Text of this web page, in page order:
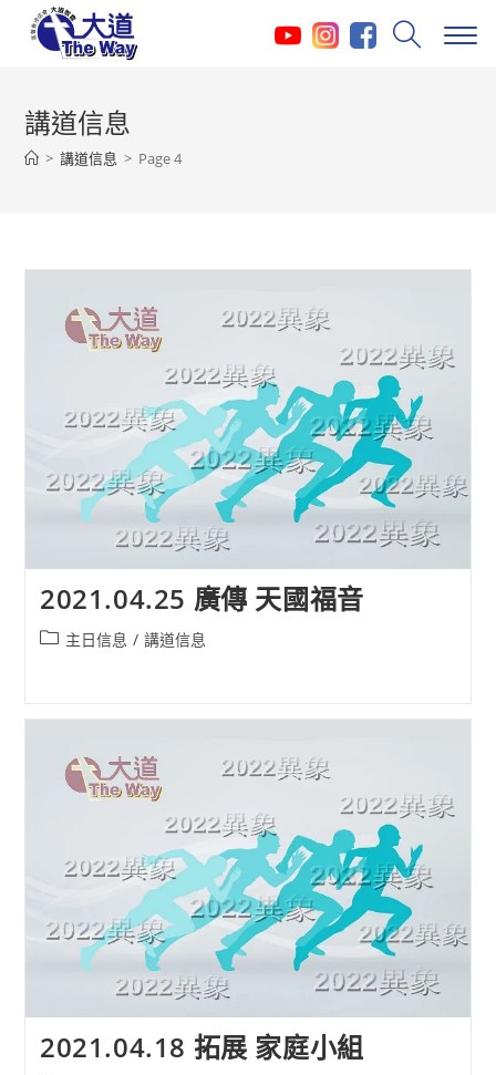
講道信息
> 講道信息 > Page 4
2021.04.25 廣傳 天國福音
Post主日信息 / 講道信息
2021.04.18 拓展 家庭小組